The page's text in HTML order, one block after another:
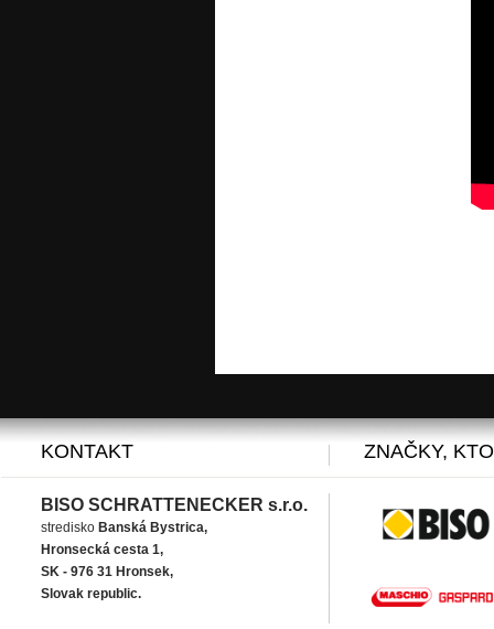
KONTAKT
BISO SCHRATTENECKER s.r.o.
stredisko Banská Bystrica,
Hronsecká cesta 1,
SK - 976 31 Hronsek,
Slovak republic.
ZNAČKY,